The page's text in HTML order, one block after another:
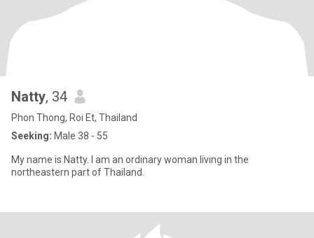
Natty, 34
Phon Thong, Roi Et, Thailand
Seeking: Male 38 - 55
My name is Natty. I am an ordinary woman living in the
northeastern part of Thailand.